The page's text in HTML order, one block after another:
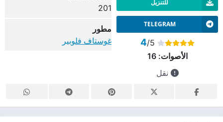
للتنزيل
TELEGRAM
4/5
الأصوات:16
نقل
201
مطور
غوستاف فلوبير